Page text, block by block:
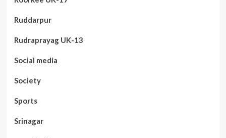
Ruddarpur
Rudraprayag UK-13
Social media
Society
Sports
Srinagar